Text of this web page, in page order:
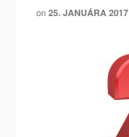
on 25. JANUÁRA 2017